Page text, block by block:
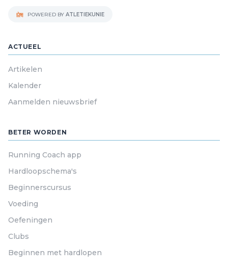
POWERED BY ATLETIEKUNIE
ACTUEEL
Artikelen
Kalender
Aanmelden nieuwsbrief
BETER WORDEN
Running Coach app
Hardloopschema's
Beginnerscursus
Voeding
Oefeningen
Clubs
Beginnen met hardlopen